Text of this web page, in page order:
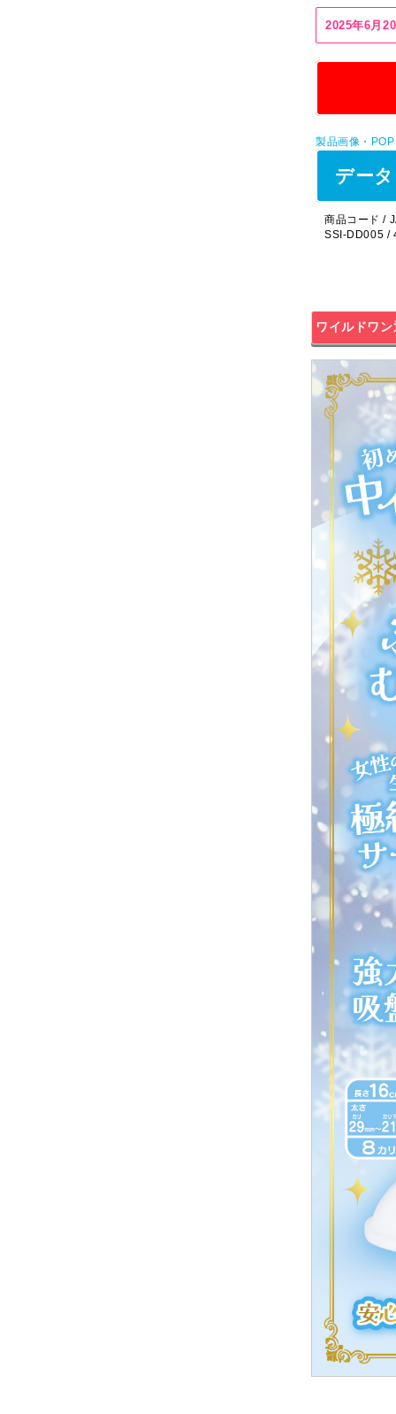
2025年6月
製品画像・
デー
商品コード /
SSI-DD005 /
ワイルドワ